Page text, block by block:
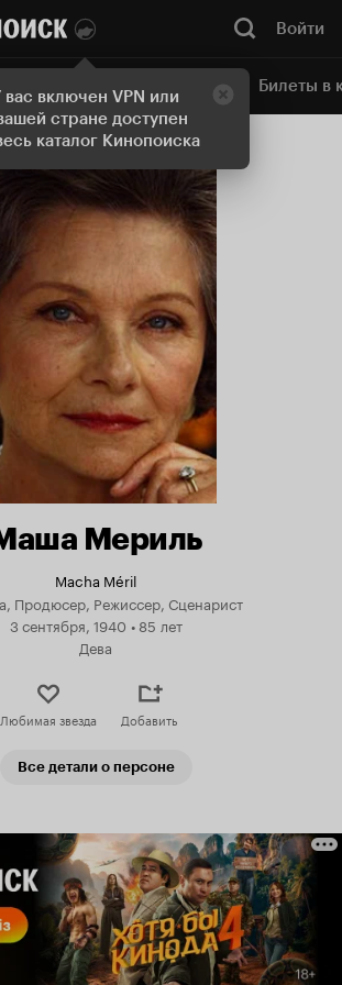
вас включен VPN или
стране доступен
каталог Кинопоиска
Войти
Онлайн-кинотеатр Билеты в
Мериль
Macha Méril
Продюсер, Режиссер, Сценарист
3 сентября, 1940 • 85 лет
Дева
Любимая звезда Добавить
Все детали о персоне